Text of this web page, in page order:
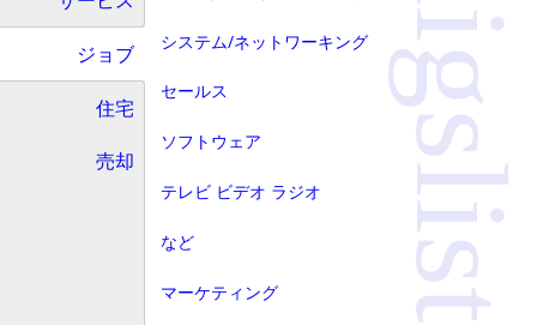
ジョブ
住宅
売却
システム/ネットワーキング
セールス
ソフトウェア
テレビ ビデオ ラジオ
など
マーケティング